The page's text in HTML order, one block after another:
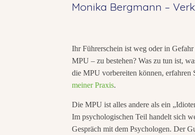
Monika Bergmann –
Ihr Führerschein ist weg oder in
MPU – zu bestehen? Was zu tun ist,
die MPU vorbereiten können, erfahren
meiner Praxis.
Die MPU ist alles andere als ein
Im psychologischen Teil handelt sich
Gespräch mit dem Psychologen. Der